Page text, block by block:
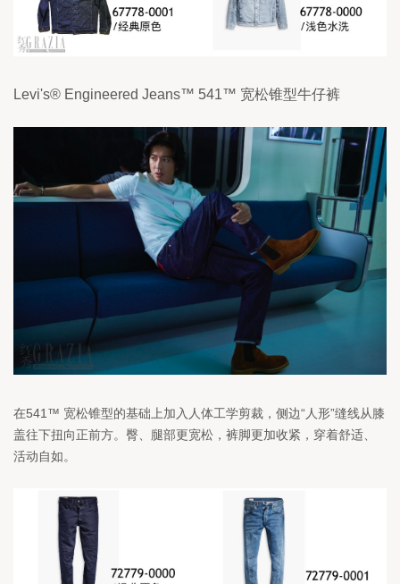
Levi's® Engineered Jeans™ 541™ 宽松锥型牛仔裤
在541™ 宽松锥型的基础上加入人体工学剪裁，侧边“人形”缝线从膝
盖往下扭向正前方。臀、腿部更宽松，裤脚更加收紧，穿着舒适、
活动自如。